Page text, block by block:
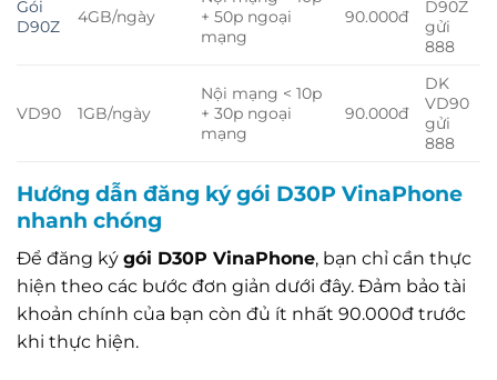
Gói
D90Z
4GB/ngày
+ 50p ngoại
mạng
90.000đ
D90Z
gửi
888
VD90 1GB/ngày
Nội mạng < 10p
+ 30p ngoại
mạng
90.000đ
DK
VD90
gửi
888
Hướng dẫn đăng ký gói D30P VinaPhone
nhanh chóng
Để đăng ký gói D30P VinaPhone, bạn chỉ cần thực
hiện theo các bước đơn giản dưới đây. Đảm bảo tài
khoản chính của bạn còn đủ ít nhất 90.000đ trước
khi thực hiện.